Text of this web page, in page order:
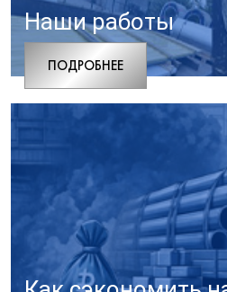
Наши работы
ПОДРОБНЕЕ